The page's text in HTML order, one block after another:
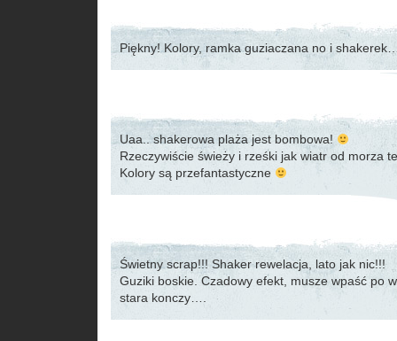
Piękny! Kolory, ramka guziaczana no i
Uaa.. shakerowa plaża jest bombowa!
Rzeczywiście świeży i rześki jak wiatr od morza
Kolory są przefantastyczne
Świetny scrap!!! Shaker rewelacja, lato jak nic!!!
Guziki boskie. Czadowy efekt, musze wpaść po
stara konczy….